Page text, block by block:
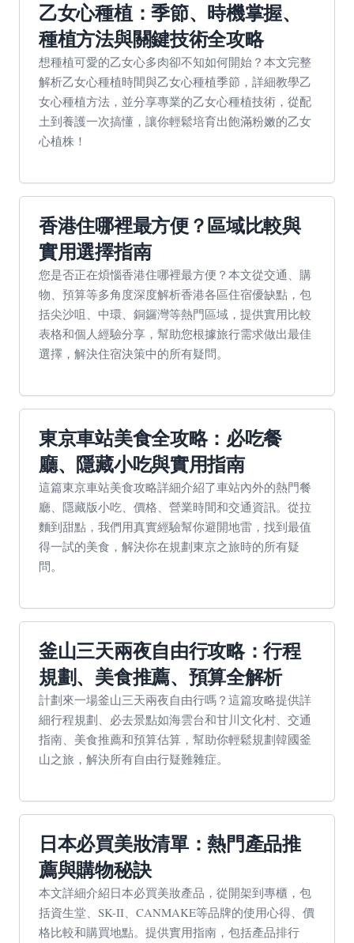
乙女心種植：季節、時機掌握、
種植方法與關鍵技術全攻略
想種植可愛的乙女心多肉卻不知如何開始？本文完整
解析乙女心種植時間與乙女心種植季節，詳細教學乙
女心種植方法，並分享專業的乙女心種植技術，從配
土到養護一次搞懂，讓你輕鬆培育出飽滿粉嫩的乙女
心植株！
香港住哪裡最方便？區域比較與
實用選擇指南
您是否正在煩惱香港住哪裡最方便？本文從交通、購
物、預算等多角度深度解析香港各區住宿優缺點，包
括尖沙咀、中環、銅鑼灣等熱門區域，提供實用比較
表格和個人經驗分享，幫助您根據旅行需求做出最佳
選擇，解決住宿決策中的所有疑問。
東京車站美食全攻略：必吃餐
廳、隱藏小吃與實用指南
這篇東京車站美食攻略詳細介紹了車站內外的熱門餐
廳、隱藏版小吃、價格、營業時間和交通資訊。從拉
麵到甜點，我們用真實經驗幫你避開地雷，找到最值
得一試的美食，解決你在規劃東京之旅時的所有疑
問。
釜山三天兩夜自由行攻略：行程
規劃、美食推薦、預算全解析
計劃來一場釜山三天兩夜自由行嗎？這篇攻略提供詳
細行程規劃、必去景點如海雲台和甘川文化村、交通
指南、美食推薦和預算估算，幫助你輕鬆規劃韓國釜
山之旅，解決所有自由行疑難雜症。
日本必買美妝清單：熱門產品推
薦與購物秘訣
本文詳細介紹日本必買美妝產品，從開架到專櫃，包
括資生堂、SK-II、CANMAKE等品牌的使用心得、價
格比較和購買地點。提供實用指南，包括產品排行